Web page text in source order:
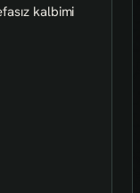
kalbimi